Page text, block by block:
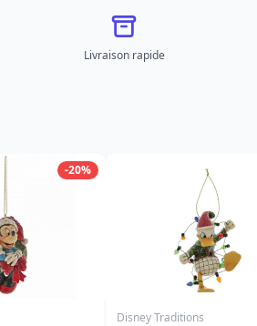
Livraison rapide
-20%
Disney Traditions